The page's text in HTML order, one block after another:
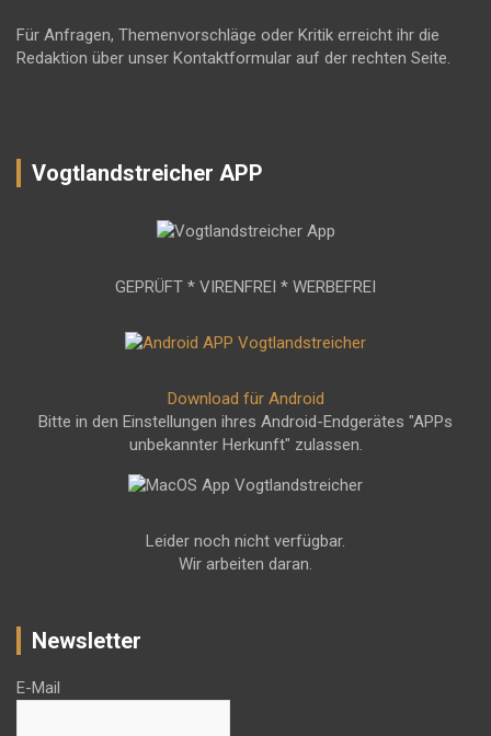
Für Anfragen, Themenvorschläge oder Kritik erreicht ihr die
Redaktion über unser Kontaktformular auf der rechten Seite.
Vogtlandstreicher APP
GEPRÜFT * VIRENFREI * WERBEFREI
Download für Android
Bitte in den Einstellungen ihres Android-Endgerätes "APPs
unbekannter Herkunft" zulassen.
Leider noch nicht verfügbar.
Wir arbeiten daran.
Newsletter
E-Mail